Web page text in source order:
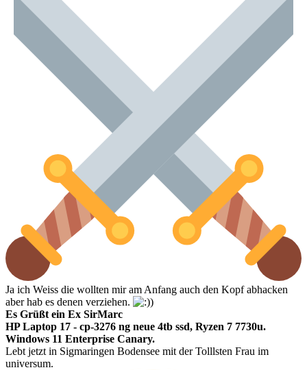
Ja ich Weiss die wollten mir am Anfang auch den Kopf abhacken
aber hab es denen verziehen.
Es Grüßt ein Ex SirMarc
HP Laptop 17 - cp-3276 ng neue 4tb ssd, Ryzen 7 7730u.
Windows 11 Enterprise Canary.
Lebt jetzt in Sigmaringen Bodensee mit der Tolllsten Frau im
universum.